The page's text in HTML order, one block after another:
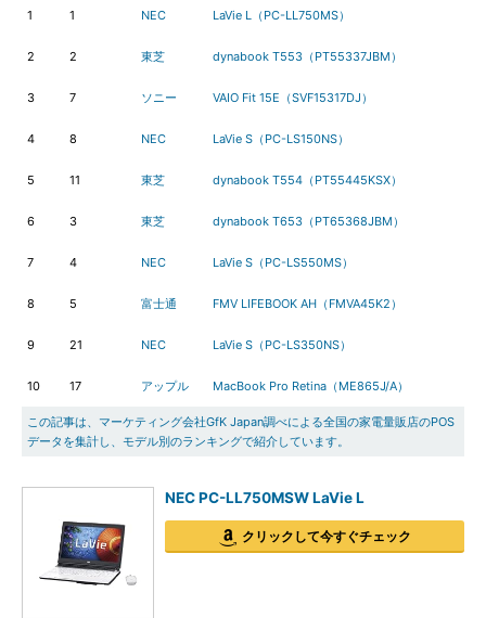
1 1 NEC LaVie L（PC-LL750MS）
2 2 東芝 dynabook T553（PT55337JBM）
3 7 ソニー VAIO Fit 15E（SVF15317DJ）
4 8 NEC LaVie S（PC-LS150NS）
5 11 東芝 dynabook T554（PT55445KSX）
6 3 東芝 dynabook T653（PT65368JBM）
7 4 NEC LaVie S（PC-LS550MS）
8 5 富士通 FMV LIFEBOOK AH（FMVA45K2）
9 21 NEC LaVie S（PC-LS350NS）
10 17 アップル MacBook Pro Retina（ME865J/A）
この記事は、マーケティング会社GfK Japan調べによる全国の家電量販店のPOS
データを集計し、モデル別のランキングで紹介しています。
NEC PC-LL750MSW LaVie L
クリックして今すぐチェック